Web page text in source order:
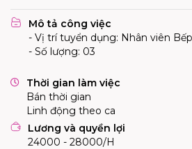
Mô tả công việc
- Vị trí tuyển dụng: Nhân viên Bếp
- Số lượng: 03
Thời gian làm việc
Bán thời gian
Linh động theo ca
Lương và quyền lợi
24000 - 28000/H